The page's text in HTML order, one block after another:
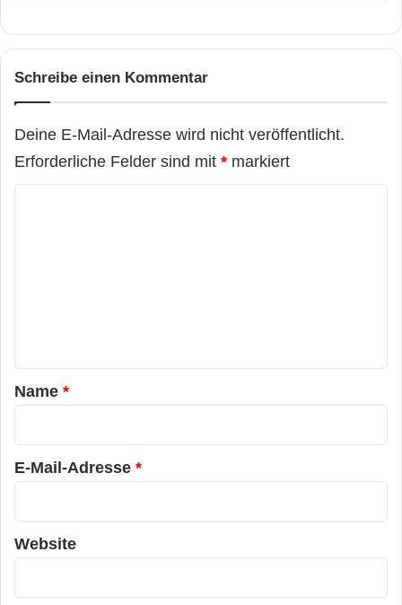
Schreibe einen Kommentar
Deine E-Mail-Adresse wird nicht veröffentlicht.
Erforderliche Felder sind mit * markiert
a
r
*
Name *
E-Mail-Adresse *
Website